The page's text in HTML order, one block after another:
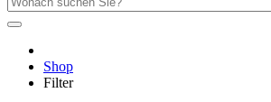
Shop
Filter